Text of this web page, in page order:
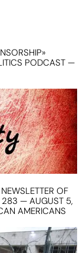
PODCAST —
OF
283 — AUGUST 5,
AMERICANS